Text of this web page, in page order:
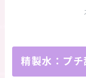
精製水：プチ